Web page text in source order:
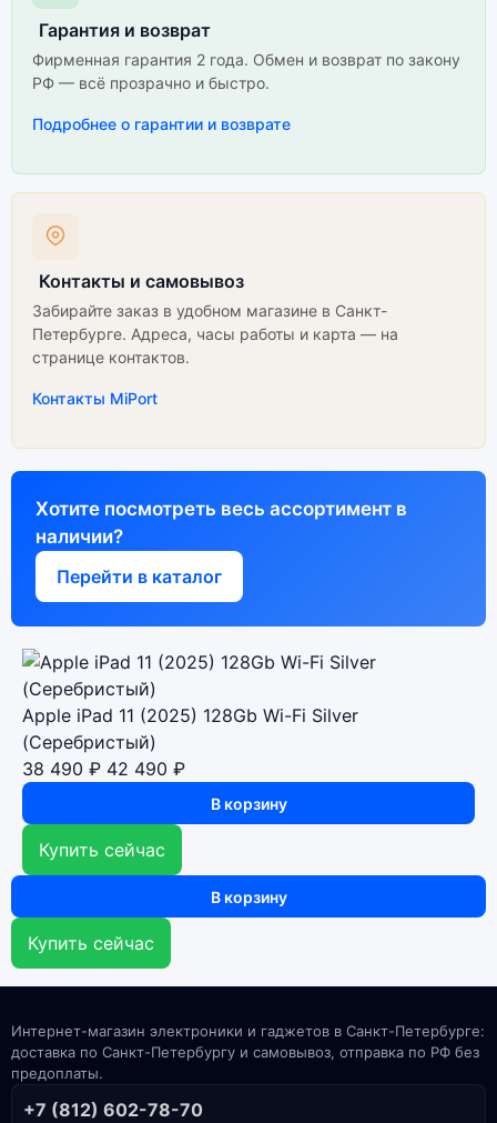
Гарантия и возврат
Фирменная гарантия 2 года. Обмен и возврат по закону
РФ — всё прозрачно и быстро.
Подробнее о гарантии и возврате
Контакты и самовывоз
Забирайте заказ в удобном магазине в Санкт-
Петербурге. Адреса, часы работы и карта — на
странице контактов.
Контакты MiPort
Хотите посмотреть весь ассортимент в
наличии?
Перейти в каталог
Apple iPad 11 (2025) 128Gb Wi-Fi Silver
(Серебристый)
38 490 ₽ 42 490 ₽
В корзину
Купить сейчас
В корзину
Купить сейчас
Интернет-магазин электроники и гаджетов в Санкт-Петербурге:
доставка по Санкт-Петербургу и самовывоз, отправка по РФ без
предоплаты.
+7 (812) 602-78-70